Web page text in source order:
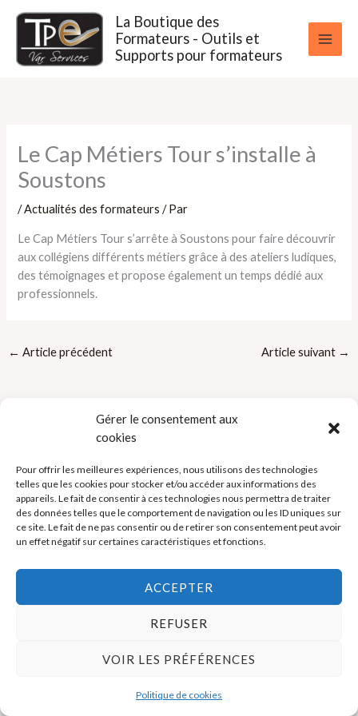
Gérer le consentement aux
cookies
Pour offrir les meilleures expériences, nous utilisons des technologies
telles que les cookies pour stocker et/ou accéder aux informations des
appareils. Le fait de consentir à ces technologies nous permettra de traiter
des données telles que le comportement de navigation ou les ID uniques sur
ce site. Le fait de ne pas consentir ou de retirer son consentement peut avoir
un effet négatif sur certaines caractéristiques et fonctions.
ACCEPTER
REFUSER
VOIR LES PRÉFÉRENCES
Politique de cookies
contenu
La Boutique des
Formateurs - Outils et
Supports pour formateurs
Le Cap Métiers Tour s’installe à
Soustons
/Actualités des formateurs / Par
Le Cap Métiers Tour s’arrête à Soustons pour faire découvrir
aux collégiens différents métiers grâce à des ateliers ludiques,
des témoignages et propose également un temps dédié aux
professionnels.
← Article précédent Article suivant →
Politique de cookies (UE)
Mentions légales
Copyright © 2026 La Boutique des Formateurs - Outils et Supports
pour formateurs